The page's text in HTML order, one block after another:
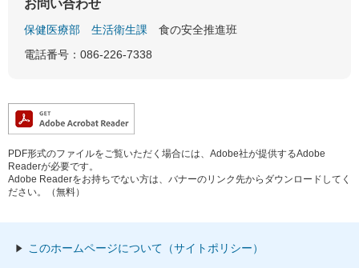
お問い合わせ
保健医療部 生活衛生課
食の安全推進班
電話番号：086-226-7338
PDF形式のファイルをご覧いただく場合には、Adobe社が提供するAdobe
Readerが必要です。
Adobe Readerをお持ちでない方は、バナーのリンク先からダウンロードしてく
ださい。（無料）
このホームページについて（サイトポリシー）